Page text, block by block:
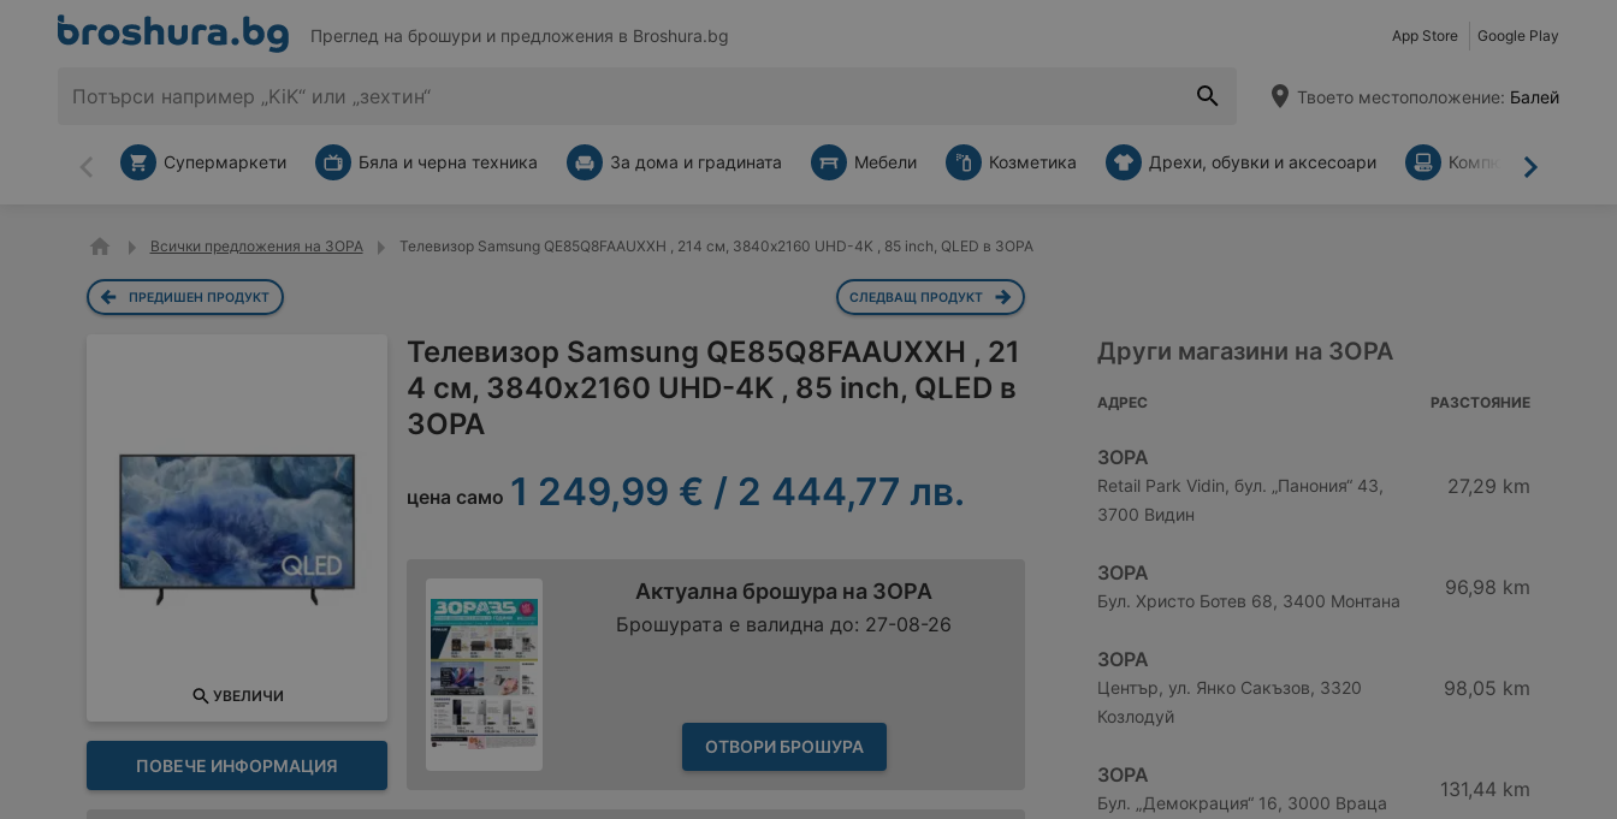
Преглед на брошури и предложения в Broshura.bg App Store Google Play
Твоето местоположение: Балей
Назад Напред
Супермаркети Бяла и черна техника За дома и градината Мебели Козметика Дрехи, обувки и аксесоари Компютри и
Всички предложения на ЗОРА Телевизор Samsung QE85Q8FAAUXXH , 214 см, 3840x2160 UHD-4K , 85 inch, QLED в ЗОРА
ПРЕДИШЕН ПРОДУКТ СЛЕДВАЩ ПРОДУКТ
УВЕЛИЧИ
ПОВЕЧЕ ИНФОРМАЦИЯ
Телевизор Samsung QE85Q8FAAUXXH , 21
4 см, 3840x2160 UHD-4K , 85 inch, QLED в
ЗОРА
цена само 1 249,99 € / 2 444,77 лв.
Актуална брошура на ЗОРА
Брошурата е валидна до: 27-08-26
ОТВОРИ БРОШУРА
Други магазини на ЗОРА
АДРЕС РАЗСТОЯНИЕ
ЗОРА
Retail Park Vidin, бул. „Панония“ 43,
3700 Видин
27,29 km
ЗОРА
Бул. Христо Ботев 68, 3400 Монтана
96,98 km
ЗОРА
Център, ул. Янко Сакъзов, 3320
Козлодуй
98,05 km
ЗОРА
Бул. „Демокрация“ 16, 3000 Враца
131,44 km